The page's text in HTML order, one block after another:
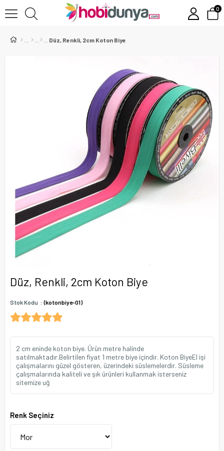
0
Düz, Renkli, 2cm Koton Biye
Düz, Renkli, 2cm Koton Biye
Stok Kodu (kotonbiye-01)
2 cm eninde koton biye. Ürün metre halinde
satılmaktadır.Belirtilen fiyat 1 metre biye içindir. Koton BiyeEl işi
çalışmalarını güzel gösteren, üzerindeki süslemelerdir. Süsleme
çalışmalarında kaliteli ve şık ürünleri kullanmak isterseniz
sitemize uğ
Renk Seçiniz